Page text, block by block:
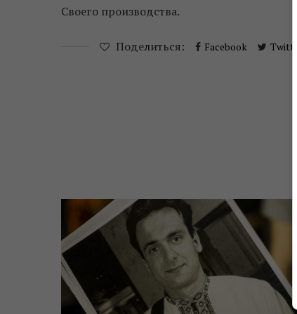
Своего производства.
Поделиться: Facebook Twitter